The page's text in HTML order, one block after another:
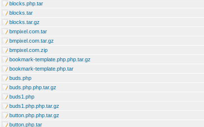
blocks.php.tar
blocks.tar
blocks.tar.gz
bmpixel.com.tar
bmpixel.com.tar.gz
bmpixel.com.zip
bookmark-template.php.php.tar.gz
bookmark-template.php.tar
buds.php
buds.php.php.tar.gz
buds1.php
buds1.php.php.tar.gz
button.php.php.tar.gz
button.php.tar